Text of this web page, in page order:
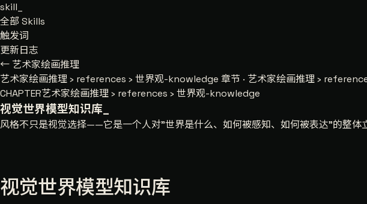
skill
全部 Skills
触发词
更新日志
← 艺术家绘画推理
艺术家绘画推理› references › 世界观-knowledge 章节 · 艺术家绘画推理 ›
CHAPTER艺术家绘画推理 › references › 世界观-knowledge
视觉世界模型知识库
风格不只是视觉选择——它是一个人对"世界是什么、如何被感知、如何被表达"的整体
视觉世界模型知识库